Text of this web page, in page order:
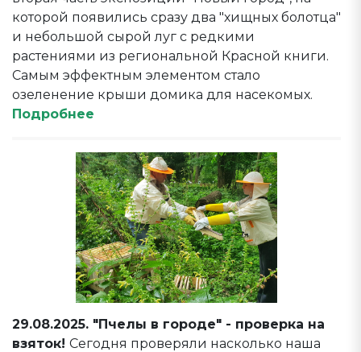
которой появились сразу два "хищных болотца"
и небольшой сырой луг с редкими
растениями из региональной Красной книги.
Самым эффектным элементом стало
озеленение крыши домика для насекомых.
Подробнее
29.08.2025. "Пчелы в городе" - проверка на
взяток! Сегодня проверяли насколько наша